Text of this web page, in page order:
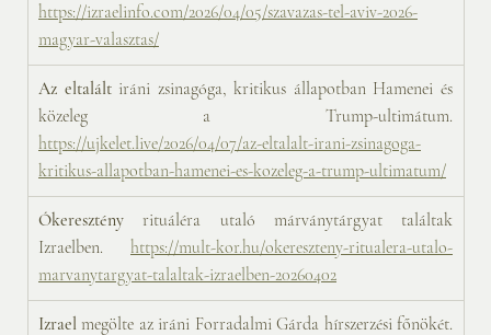
https://izraelinfo.com/2026/04/05/szavazas-tel-aviv-2026-
magyar-valasztas/
Az eltalált iráni zsinagóga, kritikus állapotban Hamenei és
https://ujkelet.live/2026/04/07/az-eltalalt-irani-zsinagoga-
kritikus-allapotban-hamenei-es-kozeleg-a-trump-ultimatum/
Ókeresztény rituáléra utaló márványtárgyat találtak
Izraelben. https://mult-kor.hu/okereszteny-ritualera-utalo-
marvanytargyat-talaltak-izraelben-20260402
Izrael